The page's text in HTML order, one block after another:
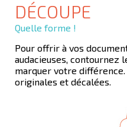
DÉCOUPE
Quelle forme !
Pour offrir à vos
audacieuses, contournez
marquer votre
originales et décalées.